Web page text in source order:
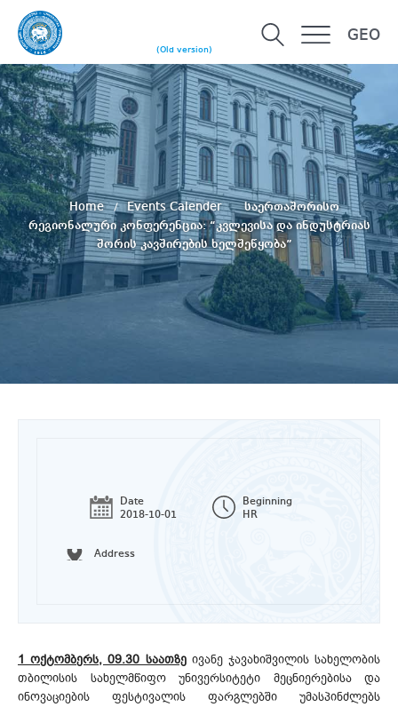
(Old version)
GEO
Home Events Calender
საერთაშორისო
რეგიონალური კონფერენცია: “კვლევისა და ინდუსტრიას
შორის კავშირების ხელშეწყობა”
Date
2018-10-01
Beginning
HR
Address
1 ოქტომბერს, 09.30 საათზეივანე ჯავახიშვილის სახელობის
თბილისის სახელმწიფო უნივერსიტეტი მეცნიერებისა და
ინოვაციების ფესტივალის ფარგლებში უმასპინძლებს